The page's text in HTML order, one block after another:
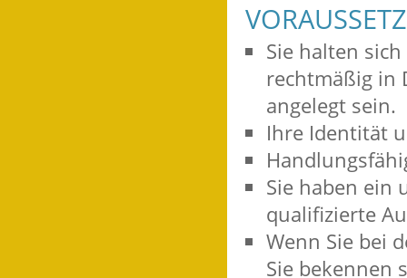
Sie halten
rechtmäßig in
angelegt sein.
Ihre Identität
Sie haben ein
qualifizierte
Wenn Sie bei
Sie bekennen